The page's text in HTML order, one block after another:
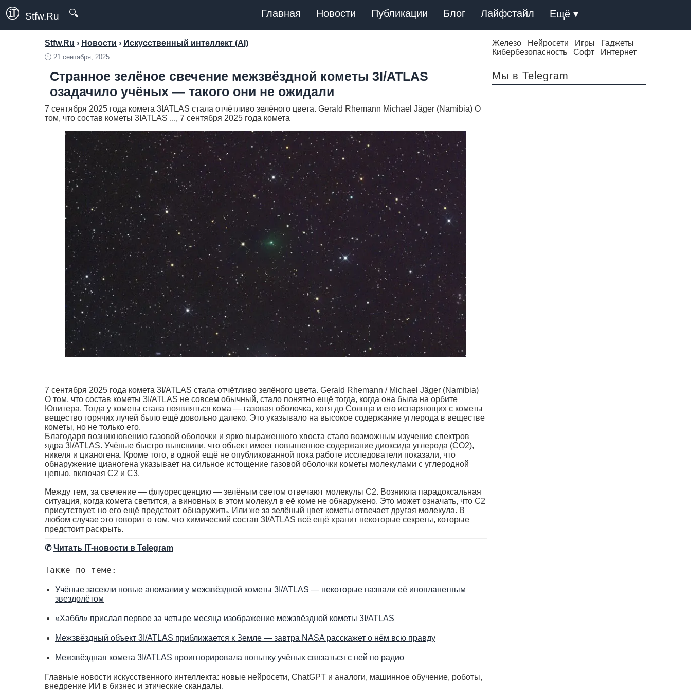
Stfw.Ru 🔍 Главная Новости Публикации Блог Лайфстайл Ещё ▾
Stfw.Ru › Новости › Искусственный интеллект (AI)
🕛 21 сентября, 2025.
Странное зелёное свечение межзвёздной кометы 3I/ATLAS
озадачило учёных — такого они не ожидали
7 сентября 2025 года комета 3IATLAS стала отчётливо зелёного цвета. Gerald Rhemann Michael Jäger (Namibia) О
том, что состав кометы 3IATLAS ..., 7 сентября 2025 года комета
7 сентября 2025 года комета 3I/ATLAS стала отчётливо зелёного цвета. Gerald Rhemann / Michael Jäger (Namibia)
О том, что состав кометы 3I/ATLAS не совсем обычный, стало понятно ещё тогда, когда она была на орбите
Юпитера. Тогда у кометы стала появляться кома — газовая оболочка, хотя до Солнца и его испаряющих с кометы
вещество горячих лучей было ещё довольно далеко. Это указывало на высокое содержание углерода в веществе
кометы, но не только его.
Благодаря возникновению газовой оболочки и ярко выраженного хвоста стало возможным изучение спектров
ядра 3I/ATLAS. Учёные быстро выяснили, что объект имеет повышенное содержание диоксида углерода (CO2),
никеля и цианогена. Кроме того, в одной ещё не опубликованной пока работе исследователи показали, что
обнаружение цианогена указывает на сильное истощение газовой оболочки кометы молекулами с углеродной
цепью, включая C2 и C3.
Между тем, за свечение — флуоресценцию — зелёным светом отвечают молекулы C2. Возникла парадоксальная
ситуация, когда комета светится, а виновных в этом молекул в её коме не обнаружено. Это может означать, что C2
присутствует, но его ещё предстоит обнаружить. Или же за зелёный цвет кометы отвечает другая молекула. В
любом случае это говорит о том, что химический состав 3I/ATLAS всё ещё хранит некоторые секреты, которые
предстоит раскрыть.
✆Читать IT-новости в Telegram
Также по теме:
Учёные засекли новые аномалии у межзвёздной кометы 3I/ATLAS — некоторые назвали её инопланетным
звездолётом
«Хаббл» прислал первое за четыре месяца изображение межзвёздной кометы 3I/ATLAS
Межзвёздный объект 3I/ATLAS приближается к Земле — завтра NASA расскажет о нём всю правду
Межзвёздная комета 3I/ATLAS проигнорировала попытку учёных связаться с ней по радио
Железо Нейросети Игры
Гаджеты
Кибербезопасность
Софт Интернет
Мы в Telegram
Главные новости искусственного интеллекта: новые нейросети, ChatGPT и аналоги, машинное обучение, роботы,
внедрение ИИ в бизнес и этические скандалы.